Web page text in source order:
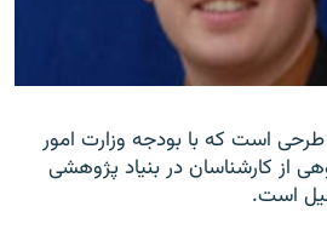
طرحی است که با بودجه وزارت امور
از کارشناسان در بنياد پژوهشی
است.